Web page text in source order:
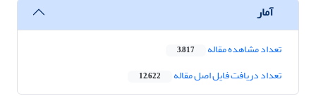
آمار
تعداد مشاهده مقاله 3,817
تعداد دریافت فایل اصل مقاله 12,622